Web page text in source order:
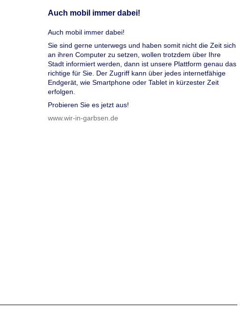
Auch mobil immer dabei!
Auch mobil immer dabei!
Sie sind gerne unterwegs und haben somit nicht die Zeit sich
an ihren Computer zu setzen, wollen trotzdem über Ihre
Stadt informiert werden, dann ist unsere Plattform genau das
richtige für Sie. Der Zugriff kann über jedes internetfähige
Endgerät, wie Smartphone oder Tablet in kürzester Zeit
erfolgen.
Probieren Sie es jetzt aus!
www.wir-in-garbsen.de